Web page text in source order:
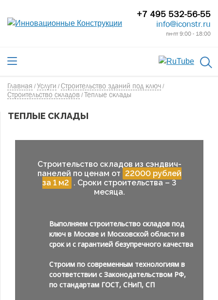
+7 495 532-56-55
info@iconstr.ru
пн-пт 9:00 - 18:00
Главная / Услуги / Строительство зданий под ключ /
Строительство складов / Теплые склады
ТЕПЛЫЕ СКЛАДЫ
Строительство складов из сэндвич-
панелей по ценам от 22000 рублей
за 1 м2 . Сроки строительства – 3
месяца.
Выполняем строительство складов под
ключ в Москве и Московской области в
срок и с гарантией безупречного качества
Строим по современным технологиям в
соответствии с Законодательством РФ,
по стандартам ГОСТ, СНиП, СП